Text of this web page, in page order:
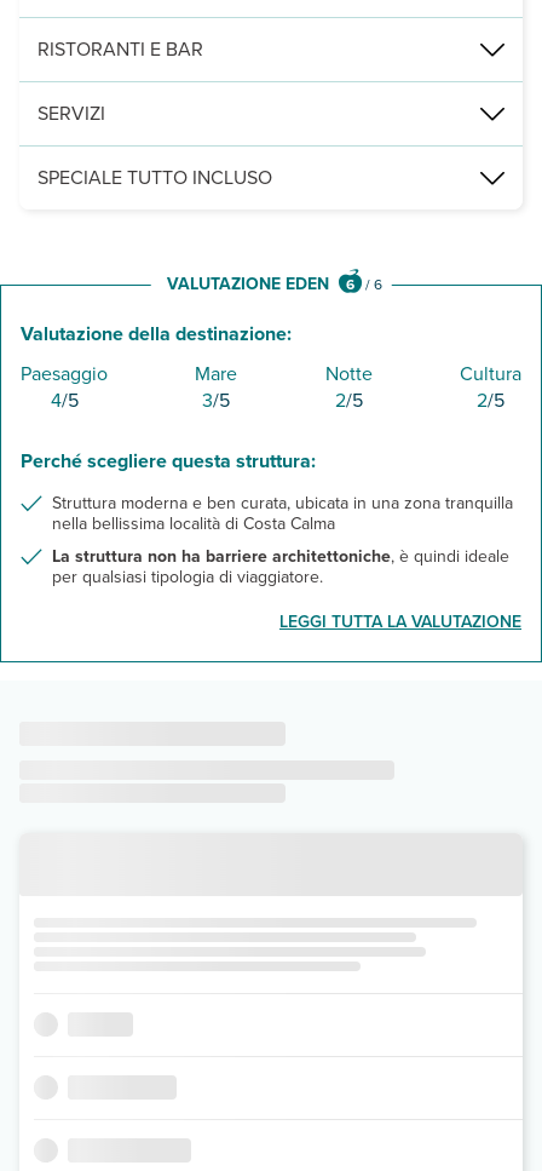
100 camere (38 m ) distribuite su un edificio a 2 piani, tutte con
RISTORANTI E BAR
un ristorante principale a buffet e uno snack bar presso la
SERVIZI
una piscina climatizzata con ombrelloni e lettini (teli mare
SPECIALE TUTTO INCLUSO
VALUTAZIONE EDEN 6 /6
Valutazione della destinazione:
Paesaggio
4/5
Mare
3/5
Notte
2/5
Cultura
2/5
Perché scegliere questa struttura:
Struttura moderna e ben curata, ubicata in una zona tranquilla
nella bellissima località di Costa Calma
La struttura non ha barriere architettoniche, è quindi ideale
per qualsiasi tipologia di viaggiatore.
LEGGI TUTTA LA VALUTAZIONE